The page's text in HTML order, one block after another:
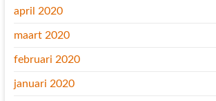
april 2020
maart 2020
februari 2020
januari 2020